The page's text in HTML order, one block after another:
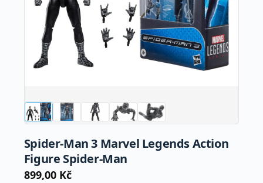
Spider-Man 3 Marvel Legends Action
Figure Spider-Man
899,00 Kč